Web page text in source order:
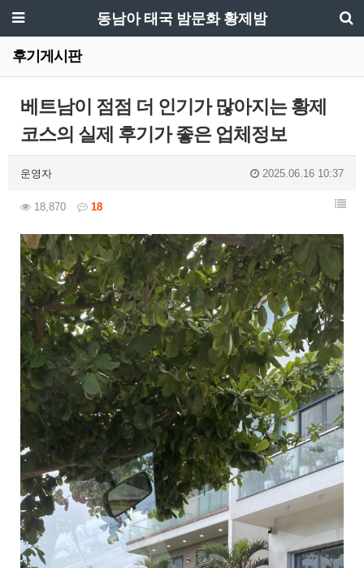
동남아 태국 밤문화 황제밤
후기게시판
베트남이 점점 더 인기가 많아지는 황제
코스의 실제 후기가 좋은 업체정보
운영자 2025.06.16 10:37
18,870 18